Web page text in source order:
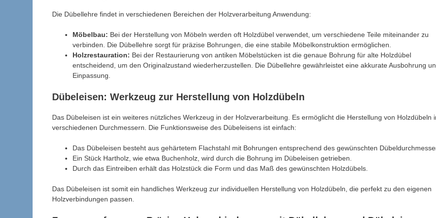
Die Dübellehre findet in verschiedenen Bereichen der Holzverarbeitung Anwendung:
Möbelbau: Bei der Herstellung von Möbeln werden oft Holzdübel verwendet, um verschiedene Teile miteinander zu
verbinden. Die Dübellehre sorgt für präzise Bohrungen, die eine stabile Möbelkonstruktion ermöglichen.
Holzrestauration: Bei der Restaurierung von antiken Möbelstücken ist die genaue Bohrung für alte Holzdübel
entscheidend, um den Originalzustand wiederherzustellen. Die Dübellehre gewährleistet eine akkurate Ausbohrung
Einpassung.
Dübeleisen: Werkzeug zur Herstellung von Holzdübeln
Das Dübeleisen ist ein weiteres nützliches Werkzeug in der Holzverarbeitung. Es ermöglicht die Herstellung von Holzdübeln
verschiedenen Durchmessern. Die Funktionsweise des Dübeleisens ist einfach:
Das Dübeleisen besteht aus gehärtetem Flachstahl mit Bohrungen entsprechend des gewünschten
Ein Stück Hartholz, wie etwa Buchenholz, wird durch die Bohrung im Dübeleisen getrieben.
Durch das Eintreiben erhält das Holzstück die Form und das Maß des gewünschten Holzdübels.
Das Dübeleisen ist somit ein handliches Werkzeug zur individuellen Herstellung von Holzdübeln, die perfekt zu den eigenen
Holzverbindungen passen.